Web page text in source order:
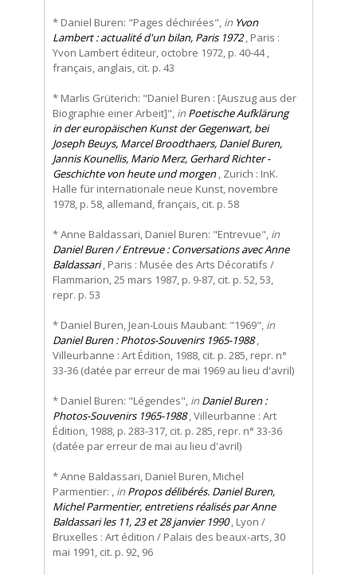
* Daniel Buren: "Pages déchirées", in Yvon
Lambert : actualité d'un bilan, Paris 1972, Paris :
Yvon Lambert éditeur, octobre 1972, p. 40-44 ,
français, anglais, cit. p. 43
* Marlis Grüterich: "Daniel Buren : [Auszug aus der
Biographie einer Arbeit]", in Poetische Aufklärung
in der europäischen Kunst der Gegenwart, bei
Joseph Beuys, Marcel Broodthaers, Daniel Buren,
Jannis Kounellis, Mario Merz, Gerhard Richter -
Geschichte von heute und morgen, Zurich : InK.
Halle für internationale neue Kunst, novembre
1978, p. 58, allemand, français, cit. p. 58
* Anne Baldassari, Daniel Buren: "Entrevue", in
Daniel Buren / Entrevue : Conversations avec Anne
Baldassari, Paris : Musée des Arts Décoratifs /
Flammarion, 25 mars 1987, p. 9-87, cit. p. 52, 53,
repr. p. 53
* Daniel Buren, Jean-Louis Maubant: "1969", in
Daniel Buren : Photos-Souvenirs 1965-1988,
Villeurbanne : Art Édition, 1988, cit. p. 285, repr. n°
33-36 (datée par erreur de mai 1969 au lieu d'avril)
* Daniel Buren: "Légendes", in Daniel Buren :
Photos-Souvenirs 1965-1988, Villeurbanne : Art
Édition, 1988, p. 283-317, cit. p. 285, repr. n° 33-36
(datée par erreur de mai au lieu d'avril)
* Anne Baldassari, Daniel Buren, Michel
Parmentier: , in Propos délibérés. Daniel Buren,
Michel Parmentier, entretiens réalisés par Anne
Baldassari les 11, 23 et 28 janvier 1990, Lyon /
Bruxelles : Art édition / Palais des beaux-arts, 30
mai 1991, cit. p. 92, 96